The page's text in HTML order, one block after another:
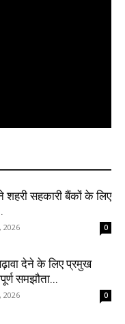
शहरी सहकारी बैंकों के लिए
2026 0
देने के लिए प्रमुख
समझौता...
2026 0